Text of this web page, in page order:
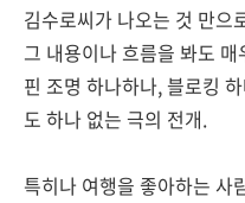
김수로씨가 나오는 것 만으
그 내용이나 흐름을 봐도
핀 조명 하나하나, 블로킹
도 하나 없는 극의 전개.
특히나 여행을 좋아하는 사